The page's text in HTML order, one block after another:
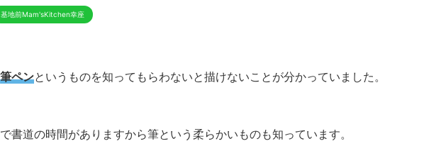
基地前Mam'sKitchen幸座
筆ペンというものを知ってもらわないと描けないことが分かっていました。
書道の時間がありますから筆という柔らかいものも知っています。